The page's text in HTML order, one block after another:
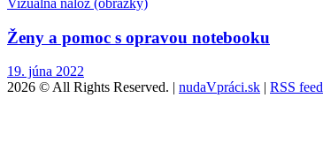
Ženy a pomoc s opravou notebooku
19. júna 2022
2026 © All Rights Reserved. | nudaVpráci.sk | RSS feed